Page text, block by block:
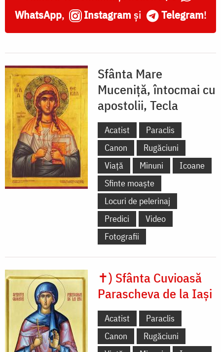
WhatsApp, Instagram și Telegram!
Sfânta Mare
Muceniță, întocmai cu
apostolii, Tecla
Acatist
Paraclis
Canon
Rugăciuni
Viață
Minuni
Icoane
Sfinte moaște
Locuri de pelerinaj
Predici
Video
Fotografii
✝) Sfânta Cuvioasă
Parascheva de la Iași
Acatist
Paraclis
Canon
Rugăciuni